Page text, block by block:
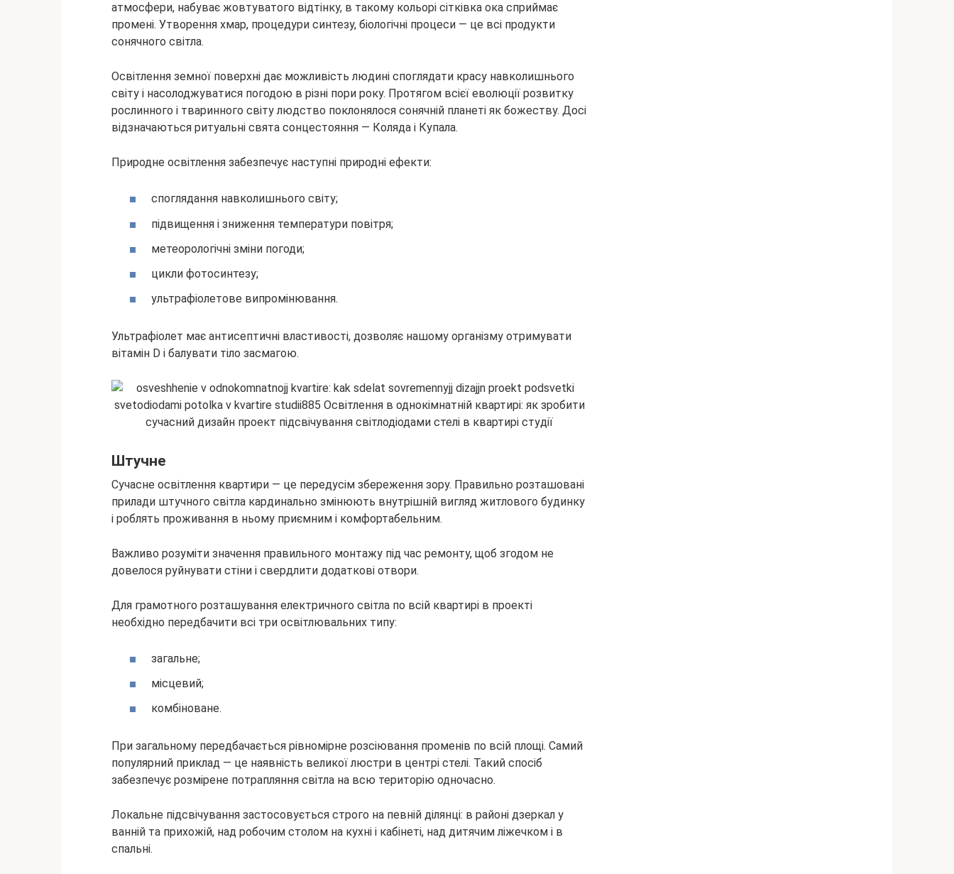
атмосфери, набуває жовтуватого відтінку, в такому кольорі сітківка ока сприймає
промені. Утворення хмар, процедури синтезу, біологічні процеси — це всі продукти
сонячного світла.
Освітлення земної поверхні дає можливість людині споглядати красу навколишнього
світу і насолоджуватися погодою в різні пори року. Протягом всієї еволюції розвитку
рослинного і тваринного світу людство поклонялося сонячній планеті як божеству. Досі
відзначаються ритуальні свята сонцестояння — Коляда і Купала.
Природне освітлення забезпечує наступні природні ефекти:
споглядання навколишнього світу;
підвищення і зниження температури повітря;
метеорологічні зміни погоди;
цикли фотосинтезу;
ультрафіолетове випромінювання.
Ультрафіолет має антисептичні властивості, дозволяє нашому організму отримувати
вітамін D і балувати тіло засмагою.
Штучне
Сучасне освітлення квартири — це передусім збереження зору. Правильно розташовані
прилади штучного світла кардинально змінюють внутрішній вигляд житлового будинку
і роблять проживання в ньому приємним і комфортабельним.
Важливо розуміти значення правильного монтажу під час ремонту, щоб згодом не
довелося руйнувати стіни і свердлити додаткові отвори.
Для грамотного розташування електричного світла по всій квартирі в проекті
необхідно передбачити всі три освітлювальних типу:
загальне;
місцевий;
комбіноване.
При загальному передбачається рівномірне розсіювання променів по всій площі. Самий
популярний приклад — це наявність великої люстри в центрі стелі. Такий спосіб
забезпечує розмірене потрапляння світла на всю територію одночасно.
Локальне підсвічування застосовується строго на певній ділянці: в районі дзеркал у
ванній та прихожій, над робочим столом на кухні і кабінеті, над дитячим ліжечком і в
спальні.